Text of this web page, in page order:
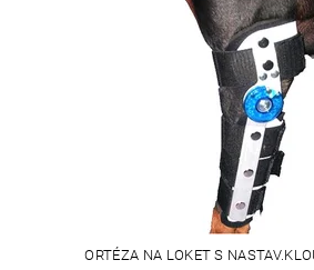
ORTÉZA NA LOKET S